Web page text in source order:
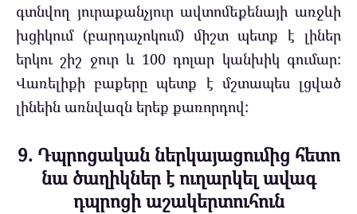
գտնվող յուրաքանչյուր ավտոմեքենայի առջևի
խցիկում (բարդաչոկում) միշտ պետք է լիներ
երկու շիշ ջուր և 100 դոլար կանխիկ գումար:
Վառելիքի բաքերը պետք է մշտապես լցված
լինեին առնվազն երեք քառորդով:
9. Դպրոցական ներկայացումից հետո
նա ծաղիկներ է ուղարկել ավագ
դպրոցի աշակերտուհուն